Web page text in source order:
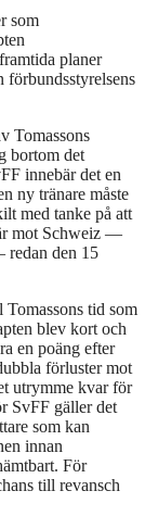
som
planer
förbundsstyrelsens
Tomassons
bortom det
innebär det en
ny tränare måste
med tanke på att
mot Schweiz —
redan den 15
Tomassons tid som
blev kort och
en poäng efter
förluster mot
utrymme kvar för
SvFF gäller det
som kan
innan
För
till revansch